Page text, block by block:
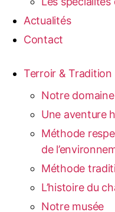
Actualités
Contact
Terroir & Tradition
Notre domaine
Une aventure
Méthode
de
Méthode
L’histoire du
Notre musée